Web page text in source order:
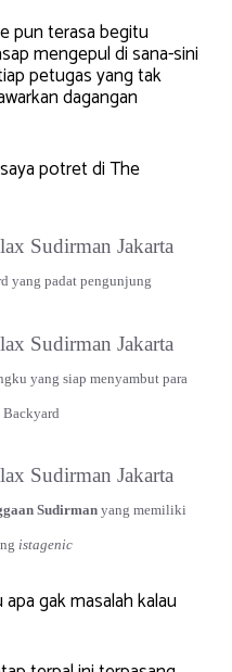
pun terasa begitu
mengepul di sana-sini
petugas yang tak
dagangan
potret di The
yang padat pengunjung
yang siap menyambut para
Sudirmanyang memiliki
istagenic
gak masalah kalau